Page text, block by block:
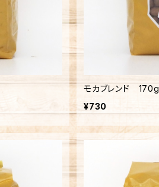
モカブレンド 170g
¥730